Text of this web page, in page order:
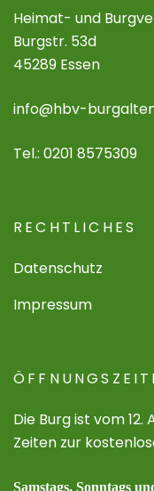
Heimat- und
Burgstr. 53d
45289 Essen
info@hbv-
Tel.: 0201 8575309
RECHTLICHES
Datenschutz
Impressum
Die Burg ist vom
Zeiten zur
Samstags, Sonntags